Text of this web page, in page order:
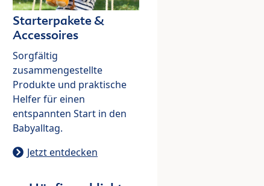
Starterpakete &
Accessoires
Sorgfältig
zusammengestellte
Produkte und praktische
Helfer für einen
entspannten Start in den
Babyalltag.
Jetzt entdecken